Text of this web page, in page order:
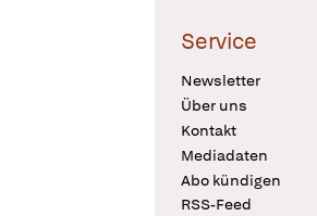
Service
Newsletter
Über uns
Kontakt
Mediadaten
Abo kündigen
RSS-Feed